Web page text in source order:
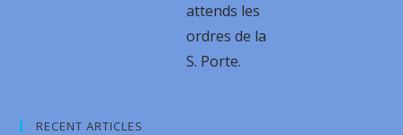
attends les
ordres de la
S. Porte.
RECENT ARTICLES